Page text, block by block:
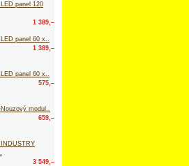
panel 120
1 389,–
panel 60 x..
1 389,–
panel 60 x..
575,–
modul..
659,–
3 549,–